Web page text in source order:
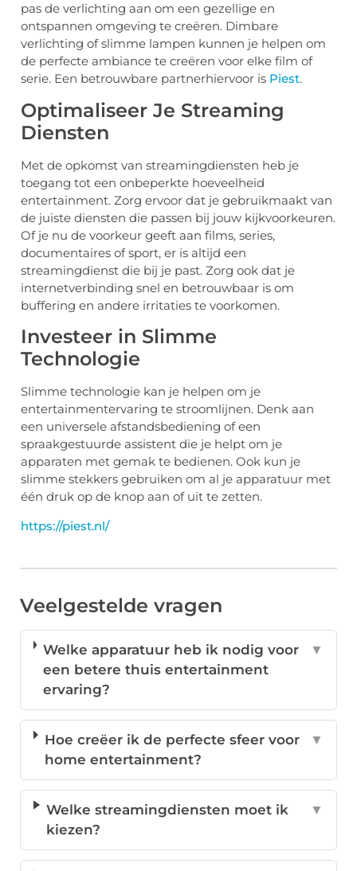
pas de verlichting aan om een gezellige en
ontspannen omgeving te creëren. Dimbare
verlichting of slimme lampen kunnen je helpen om
de perfecte ambiance te creëren voor elke film of
serie. Een betrouwbare partnerhiervoor is Piest.
Optimaliseer Je Streaming
Diensten
Met de opkomst van streamingdiensten heb je
toegang tot een onbeperkte hoeveelheid
entertainment. Zorg ervoor dat je gebruikmaakt van
de juiste diensten die passen bij jouw kijkvoorkeuren.
Of je nu de voorkeur geeft aan films, series,
documentaires of sport, er is altijd een
streamingdienst die bij je past. Zorg ook dat je
internetverbinding snel en betrouwbaar is om
buffering en andere irritaties te voorkomen.
Investeer in Slimme
Technologie
Slimme technologie kan je helpen om je
entertainmentervaring te stroomlijnen. Denk aan
een universele afstandsbediening of een
spraakgestuurde assistent die je helpt om je
apparaten met gemak te bedienen. Ook kun je
slimme stekkers gebruiken om al je apparatuur met
één druk op de knop aan of uit te zetten.
https://piest.nl/
Veelgestelde vragen
Welke apparatuur heb ik nodig voor
een betere thuis entertainment
ervaring?
▼
Hoe creëer ik de perfecte sfeer voor
home entertainment?
▼
Welke streamingdiensten moet ik
kiezen?
▼